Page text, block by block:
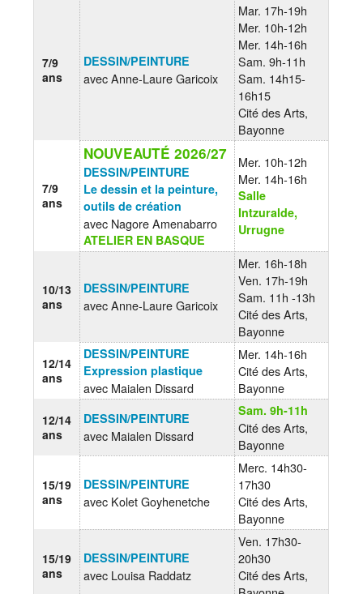
7/9
ans
DESSIN/PEINTURE
avec Anne-Laure Garicoix
Mar. 17h-19h
Mer. 10h-12h
Mer. 14h-16h
Sam. 9h-11h
Sam. 14h15-
16h15
Cité des Arts,
Bayonne
7/9
ans
NOUVEAUTÉ 2026/27
DESSIN/PEINTURE
Le dessin et la peinture,
outils de création
avec Nagore Amenabarro
ATELIER EN BASQUE
Mer. 10h-12h
Mer. 14h-16h
Salle
Intzuralde,
Urrugne
10/13
ans
DESSIN/PEINTURE
avec Anne-Laure Garicoix
Mer. 16h-18h
Ven. 17h-19h
Sam. 11h -13h
Cité des Arts,
Bayonne
12/14
ans
DESSIN/PEINTURE
Expression plastique
avec Maialen Dissard
Mer. 14h-16h
Cité des Arts,
Bayonne
12/14
ans
DESSIN/PEINTURE
avec Maialen Dissard
Sam. 9h-11h
Cité des Arts,
Bayonne
15/19
ans
DESSIN/PEINTURE
avec Kolet Goyhenetche
Merc. 14h30-
17h30
Cité des Arts,
Bayonne
15/19
ans
DESSIN/PEINTURE
avec Louisa Raddatz
Ven. 17h30-
20h30
Cité des Arts,